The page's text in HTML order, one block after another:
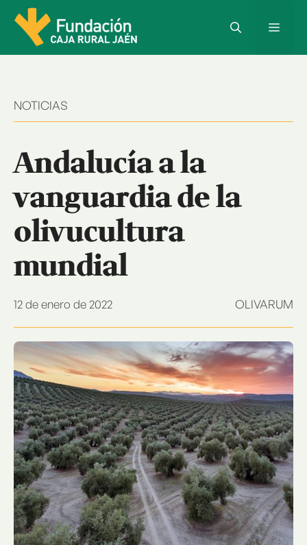
Saltar
contenido
Menú
NOTICIAS
Andalucía a la
vanguardia de la
olivucultura
mundial
12 de enero de 2022 OLIVARUM